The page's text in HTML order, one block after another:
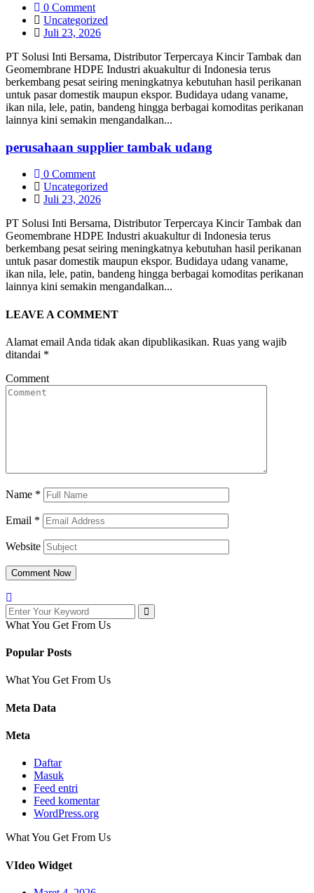
0 Comment
Uncategorized
Juli 23, 2026
PT Solusi Inti Bersama, Distributor Terpercaya Kincir Tambak dan
Geomembrane HDPE Industri akuakultur di Indonesia terus
berkembang pesat seiring meningkatnya kebutuhan hasil perikanan
untuk pasar domestik maupun ekspor. Budidaya udang vaname,
ikan nila, lele, patin, bandeng hingga berbagai komoditas perikanan
lainnya kini semakin mengandalkan...
perusahaan supplier tambak udang
0 Comment
Uncategorized
Juli 23, 2026
PT Solusi Inti Bersama, Distributor Terpercaya Kincir Tambak dan
Geomembrane HDPE Industri akuakultur di Indonesia terus
berkembang pesat seiring meningkatnya kebutuhan hasil perikanan
untuk pasar domestik maupun ekspor. Budidaya udang vaname,
ikan nila, lele, patin, bandeng hingga berbagai komoditas perikanan
lainnya kini semakin mengandalkan...
LEAVE A COMMENT
Alamat email Anda tidak akan dipublikasikan. Ruas yang wajib
ditandai *
Comment
Name *
Email *
Website
What You Get From Us
Popular Posts
What You Get From Us
Meta Data
Meta
Daftar
Masuk
Feed entri
Feed komentar
WordPress.org
What You Get From Us
VIdeo Widget